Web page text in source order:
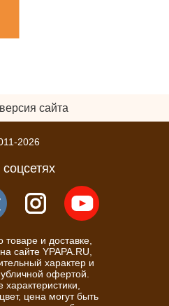
сайта
2026
и доставке,
сайте YPAPA.RU,
характер и
офертой.
характеристики,
цена могут быть